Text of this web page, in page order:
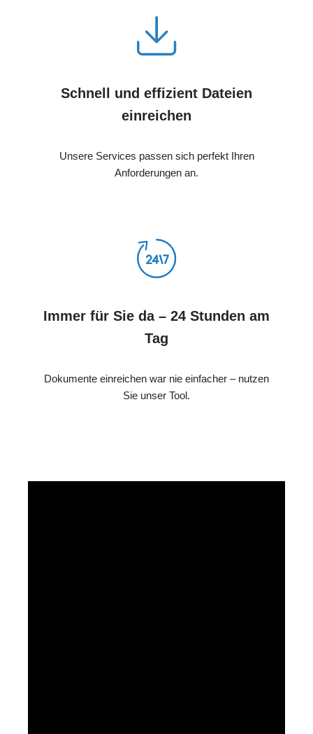
Schnell und effizient Dateien
einreichen
Unsere Services passen sich perfekt Ihren
Anforderungen an.
Immer für Sie da – 24 Stunden am
Tag
Dokumente einreichen war nie einfacher – nutzen
Sie unser Tool.